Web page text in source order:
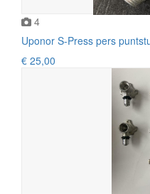
4
Uponor S-Press pers
€ 25,00